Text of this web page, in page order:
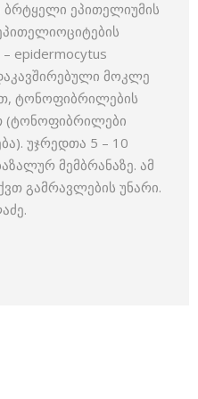
ბრტყელი ეპითელიუმის
epidermocytus
მოკლე
ტონოფიბრილების
(ტონოფიბრილები
უჯრედთა 5 – 10
მემბრანაზე. ამ
გამრავლების უნარი.